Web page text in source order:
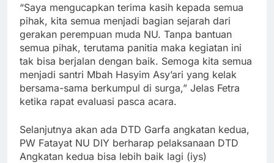
“Saya mengucapkan terima kasih kepada semua
pihak, kita semua menjadi bagian sejarah dari
gerakan perempuan muda NU. Tanpa bantuan
semua pihak, terutama panitia maka kegiatan ini
tak bisa berjalan dengan baik. Semoga kita semua
menjadi santri Mbah Hasyim Asy’ari yang kelak
bersama-sama berkumpul di surga,” Jelas Fetra
ketika rapat evaluasi pasca acara.
Selanjutnya akan ada DTD Garfa angkatan kedua,
PW Fatayat NU DIY berharap pelaksanaan DTD
Angkatan kedua bisa lebih baik lagi (iys)